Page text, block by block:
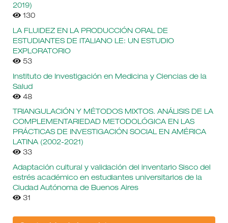
2019)
130
LA FLUIDEZ EN LA PRODUCCIÓN ORAL DE
ESTUDIANTES DE ITALIANO LE: UN ESTUDIO
EXPLORATORIO
53
Instituto de Investigación en Medicina y Ciencias de la
Salud
48
TRIANGULACIÓN Y MÉTODOS MIXTOS. ANÁLISIS DE LA
COMPLEMENTARIEDAD METODOLÓGICA EN LAS
PRÁCTICAS DE INVESTIGACIÓN SOCIAL EN AMÉRICA
LATINA (2002-2021)
33
Adaptación cultural y validación del inventario Sisco del
estrés académico en estudiantes universitarios de la
Ciudad Autónoma de Buenos Aires
31